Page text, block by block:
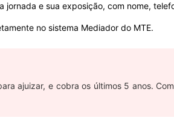
jornada e sua exposição, com nome,
no sistema Mediador do MTE.
ajuizar, e cobra os últimos 5 anos.